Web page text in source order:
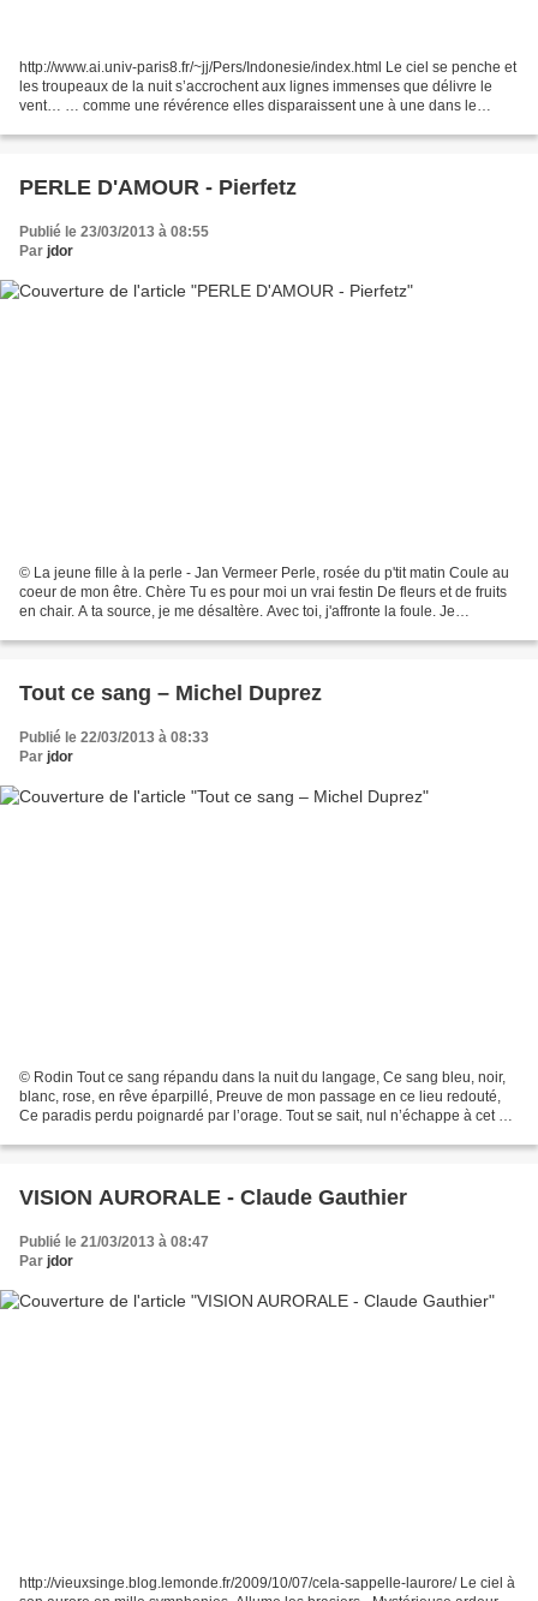
http://www.ai.univ-paris8.fr/~jj/Pers/Indonesie/index.html Le ciel se penche et
les troupeaux de la nuit s’accrochent aux lignes immenses que délivre le
vent… … comme une révérence elles disparaissent une à une dans le
PERLE D'AMOUR - Pierfetz
Publié le 23/03/2013 à 08:55
Par jdor
© La jeune fille à la perle - Jan Vermeer Perle, rosée du p'tit matin Coule au
coeur de mon être. Chère Tu es pour moi un vrai festin De fleurs et de fruits
en chair. A ta source, je me désaltère. Avec toi, j'affronte la foule. Je
Tout ce sang – Michel Duprez
Publié le 22/03/2013 à 08:33
Par jdor
© Rodin Tout ce sang répandu dans la nuit du langage, Ce sang bleu, noir,
blanc, rose, en rêve éparpillé, Preuve de mon passage en ce lieu redouté,
Ce paradis perdu poignardé par l’orage. Tout se sait, nul n’échappe à cet œil
VISION AURORALE - Claude Gauthier
Publié le 21/03/2013 à 08:47
Par jdor
http://vieuxsinge.blog.lemonde.fr/2009/10/07/cela-sappelle-laurore/ Le ciel à